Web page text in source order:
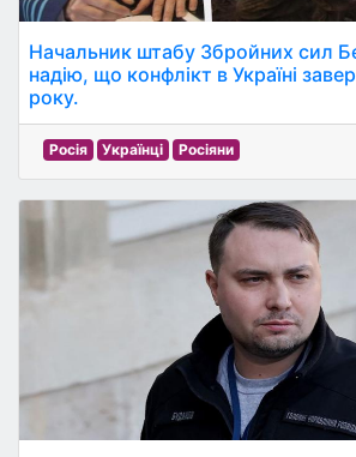
Начальник штабу Збройних сил
надію, що конфлікт в Україні
року.
Росія Українці Росіяни